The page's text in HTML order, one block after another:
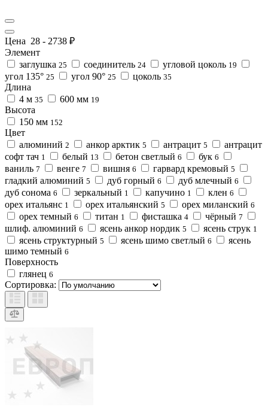
Цена 28 - 2738 ₽
Элемент
заглушка 25 соединитель 24 угловой цоколь 19
угол 135° 25 угол 90° 25 цоколь 35
Длина
4 м 35 600 мм 19
Высота
150 мм 152
Цвет
алюминий 2 анкор арктик 5 антрацит 5
антрацит
софт тач 1 белый 13 бетон светлый 6 бук 6
ваниль 7 венге 7 вишня 6 гарвард кремовый 5
гладкий алюминий 5 дуб горный 6 дуб млечный 6
дуб сонома 6 зеркальный 1 капучино 1 клен 6
орех итальянс 1 орех итальянский 5 орех миланский 6
орех темный 6 титан 1 фисташка 4 чёрный 7
шлиф. алюминий 6 ясень анкор нордик 5 ясень струк 1
ясень структурный 5 ясень шимо светлый 6
ясень
шимо темный 6
Поверхность
глянец 6
Сортировка: